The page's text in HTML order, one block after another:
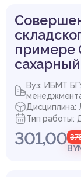
примере
Вуз: ИБМТ
Дисциплина:
Тип работы:
301,00